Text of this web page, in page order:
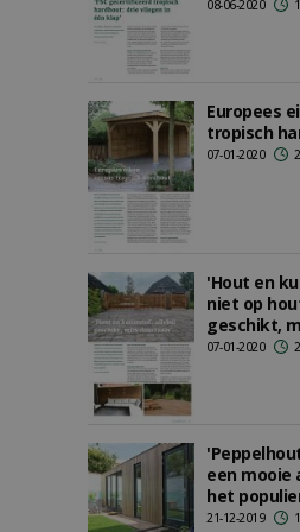
08-06-2020
Europees
tropisch
07-01-2020
'Hout en
niet op
geschikt,
07-01-2020
een mooie
het
21-12-2019